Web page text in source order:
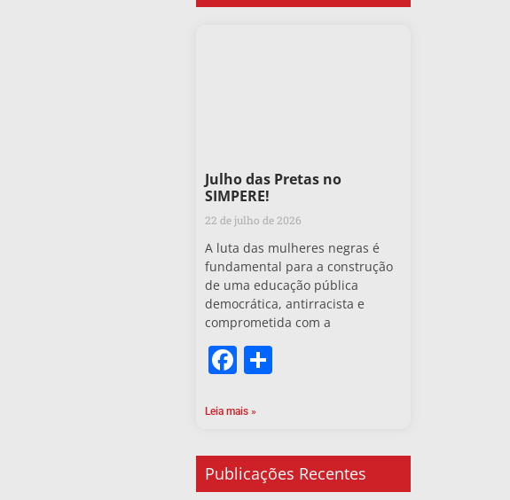
Julho das Pretas no
SIMPERE!
22 de julho de 2026
A luta das mulheres negras é
fundamental para a construção
de uma educação pública
democrática, antirracista e
comprometida com a
Facebook
Leia mais »
Publicações Recentes